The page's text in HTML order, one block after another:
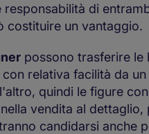
responsabilità di
costituire un vantaggio.
possono trasferire le
relativa facilità da
quindi le figure
vendita al dettaglio,
candidarsi anche